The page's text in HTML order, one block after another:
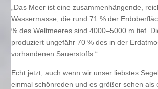
„Das Meer ist eine zusammenhängende,
Wassermasse, die rund 71 % der
% des Weltmeeres sind 4000–5000 m tief.
produziert ungefähr 70 % des in der
vorhandenen Sauerstoffs.“
Echt jetzt, auch wenn wir unser liebstes
einmal schönreden und es größer sehen als